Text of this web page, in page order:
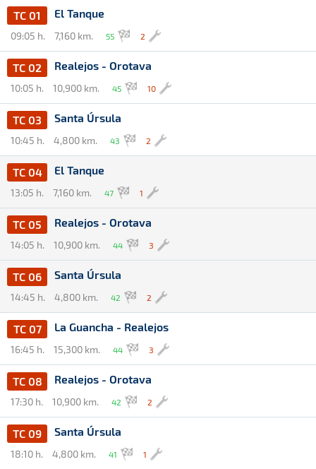
TC 01 El Tanque
09:05 h. 7,160 km. 55 2
TC 02 Realejos - Orotava
10:05 h. 10,900 km. 45 10
TC 03 Santa Úrsula
10:45 h. 4,800 km. 43 2
TC 04 El Tanque
13:05 h. 7,160 km. 47 1
TC 05 Realejos - Orotava
14:05 h. 10,900 km. 44 3
TC 06 Santa Úrsula
14:45 h. 4,800 km. 42 2
TC 07 La Guancha - Realejos
16:45 h. 15,300 km. 44 3
TC 08 Realejos - Orotava
17:30 h. 10,900 km. 42 2
TC 09 Santa Úrsula
18:10 h. 4,800 km. 41 1